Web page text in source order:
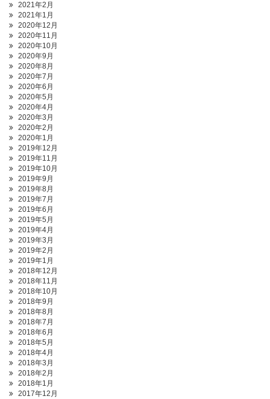
2021年2月
2021年1月
2020年12月
2020年11月
2020年10月
2020年9月
2020年8月
2020年7月
2020年6月
2020年5月
2020年4月
2020年3月
2020年2月
2020年1月
2019年12月
2019年11月
2019年10月
2019年9月
2019年8月
2019年7月
2019年6月
2019年5月
2019年4月
2019年3月
2019年2月
2019年1月
2018年12月
2018年11月
2018年10月
2018年9月
2018年8月
2018年7月
2018年6月
2018年5月
2018年4月
2018年3月
2018年2月
2018年1月
2017年12月